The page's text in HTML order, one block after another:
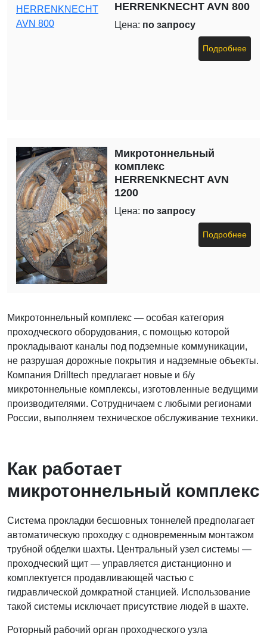
HERRENKNECHT AVN 800
Цена: по запросу
Подробнее
Микротоннельный
комплекс
HERRENKNECHT AVN
1200
Цена: по запросу
Подробнее
Микротоннельный комплекс — особая категория
проходческого оборудования, с помощью которой
прокладывают каналы под подземные коммуникации,
не разрушая дорожные покрытия и надземные объекты.
Компания Drilltech предлагает новые и б/у
микротоннельные комплексы, изготовленные ведущими
производителями. Сотрудничаем с любыми регионами
России, выполняем техническое обслуживание техники.
Как работает
микротоннельный комплекс
Система прокладки бесшовных тоннелей предполагает
автоматическую проходку с одновременным монтажом
трубной обделки шахты. Центральный узел системы —
проходческий щит — управляется дистанционно и
комплектуется продавливающей частью с
гидравлической домкратной станцией. Использование
такой системы исключает присутствие людей в шахте.
Роторный рабочий орган проходческого узла